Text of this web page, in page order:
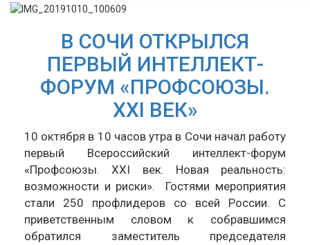
В СОЧИ ОТКРЫЛСЯ
ПЕРВЫЙ ИНТЕЛЛЕКТ-
ФОРУМ «ПРОФСОЮЗЫ.
XXI ВЕК»
10 октября в 10 часов утра в Сочи начал работу
первый Всероссийский интеллект-форум
«Профсоюзы. XXI век. Новая реальность:
возможности и риски». Гостями мероприятия
стали 250 профлидеров со всей России. С
приветственным словом к собравшимся
обратился заместитель председателя